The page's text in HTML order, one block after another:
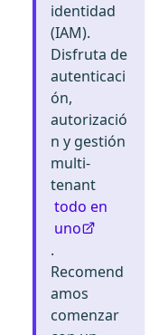
identidad
(IAM).
Disfruta de
autenticaci
ón,
autorizació
n y gestión
multi-
tenant
todo en
uno
.
Recomend
amos
comenzar